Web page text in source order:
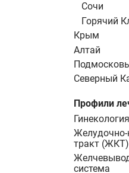
Сочи
Горячий
Крым
Алтай
Северный
Профили
Гинекология
тракт (ЖКТ)
система